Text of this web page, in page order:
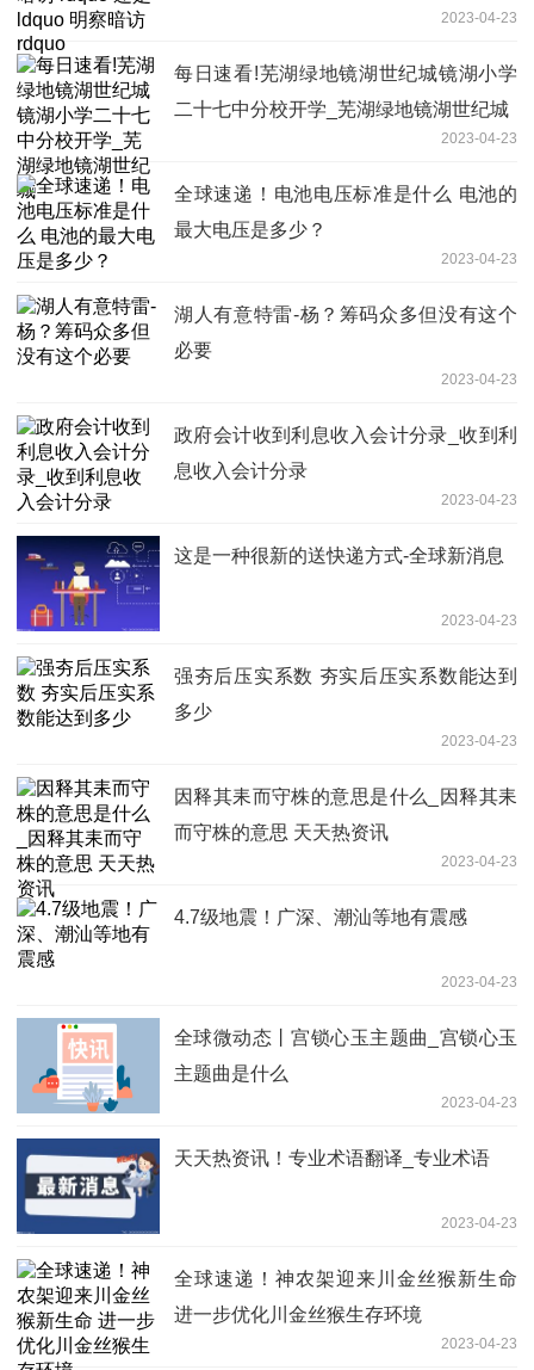
2023-04-23
每日速看!芜湖绿地镜湖世纪城镜湖小学
二十七中分校开学_芜湖绿地镜湖世纪城
2023-04-23
全球速递！电池电压标准是什么 电池的
最大电压是多少？
2023-04-23
湖人有意特雷-杨？筹码众多但没有这个
必要
2023-04-23
政府会计收到利息收入会计分录_收到利
息收入会计分录
2023-04-23
这是一种很新的送快递方式-全球新消息
2023-04-23
强夯后压实系数 夯实后压实系数能达到
多少
2023-04-23
因释其耒而守株的意思是什么_因释其耒
而守株的意思 天天热资讯
2023-04-23
4.7级地震！广深、潮汕等地有震感
2023-04-23
全球微动态丨宫锁心玉主题曲_宫锁心玉
主题曲是什么
2023-04-23
天天热资讯！专业术语翻译_专业术语
2023-04-23
全球速递！神农架迎来川金丝猴新生命
进一步优化川金丝猴生存环境
2023-04-23